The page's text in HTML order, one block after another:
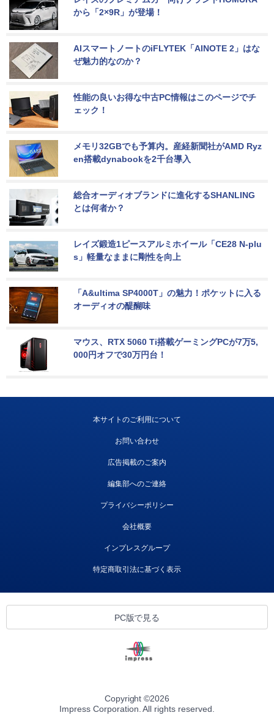
から「2×9R」が登場！
AIスマートノートのiFLYTEK「AINOTE 2」はな
ぜ魅力的なのか？
性能の良いお得な中古PC情報はこのページでチ
ェック！
メモリ32GBでも予算内。産経新聞社がAMD Ryz
en搭載dynabookを2千台導入
総合オーディオブランドに進化するSHANLING
とは何者か？
レイズ鍛造1ピースアルミホイール「CE28 N-plu
s」軽量なままに剛性を向上
「A&ultima SP4000T」の魅力！ポケットに入る
オーディオの醍醐味
マウス、RTX 5060 Ti搭載ゲーミングPCが7万5,
000円オフで30万円台！
本サイトのご利用について
お問い合わせ
広告掲載のご案内
編集部へのご連絡
プライバシーポリシー
会社概要
インプレスグループ
特定商取引法に基づく表示
PC版で見る
Copyright ©2026
Impress Corporation. All rights reserved.